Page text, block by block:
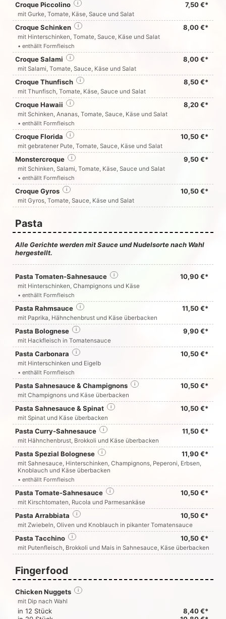
Croque Piccolino 7,50 €*
i
mit Gurke, Tomate, Käse, Sauce und Salat
Croque Schinken 8,00 €*
i
mit Hinterschinken, Tomate, Sauce, Käse und Salat
• enthällt Formfleisch
Croque Salami 8,00 €*
i
mit Salami, Tomate, Sauce, Käse und Salat
Croque Thunfisch 8,50 €*
i
mit Thunfisch, Tomate, Käse, Sauce und Salat
Croque Hawaii 8,20 €*
i
mit Schinken, Ananas, Tomate, Sauce, Käse und Salat
• enthällt Formfleisch
Croque Florida 10,50 €*
i
mit gebratener Pute, Tomate, Sauce, Käse und Salat
Monstercroque 9,50 €*
i
mit Schinken, Salami, Tomate, Käse, Sauce und Salat
• enthällt Formfleisch
Croque Gyros 10,50 €*
i
mit Gyros, Tomate, Sauce, Käse und Salat
Pasta
Alle Gerichte werden mit Sauce und Nudelsorte nach Wahl
hergestellt.
Pasta Tomaten-Sahnesauce 10,90 €*
i
mit Hinterschinken, Champignons und Käse
• enthällt Formfleisch
Pasta Rahmsauce 11,50 €*
i
mit Paprika, Hähnchenbrust und Käse überbacken
Pasta Bolognese 9,90 €*
i
mit Hackfleisch in Tomatensauce
Pasta Carbonara 10,50 €*
i
mit Hinterschinken und Eigelb
• enthällt Formfleisch
Pasta Sahnesauce & Champignons 10,50 €*
i
mit Champignons und Käse überbacken
Pasta Sahnesauce & Spinat 10,50 €*
i
mit Spinat und Käse überbacken
Pasta Curry-Sahnesauce 11,50 €*
i
mit Hähnchenbrust, Brokkoli und Käse überbacken
Pasta Spezial Bolognese 11,90 €*
i
mit Sahnesauce, Hinterschinken, Champignons, Peperoni, Erbsen,
Knoblauch und Käse überbacken
• enthällt Formfleisch
Pasta Tomate-Sahnesauce 10,50 €*
i
mit Kirschtomaten, Rucola und Parmesankäse
Pasta Arrabbiata 10,50 €*
i
mit Zwiebeln, Oliven und Knoblauch in pikanter Tomatensauce
Pasta Tacchino 10,50 €*
i
mit Putenfleisch, Brokkoli und Mais in Sahnesauce, Käse überbacken
Fingerfood
Chicken Nuggets i
mit Dip nach Wahl
in 12 Stück
8,40 €*